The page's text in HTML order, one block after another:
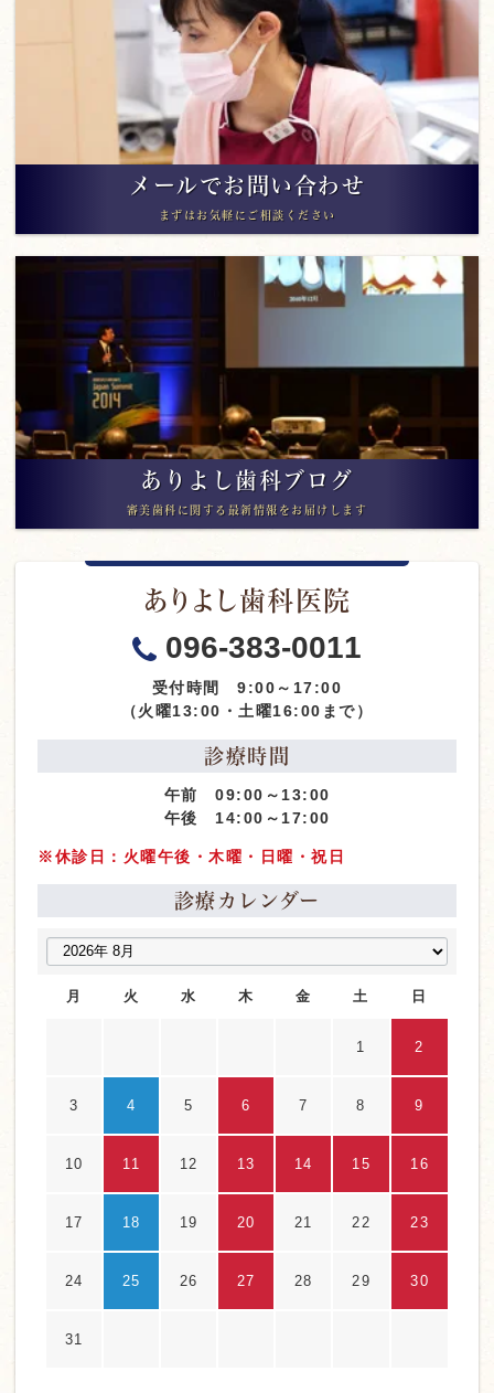
メールでお問い合わせ
まずはお気軽にご相談ください
ありよし歯科ブログ
審美歯科に関する最新情報をお届けします
ありよし歯科医院
096-383-0011
受付時間 9:00～17:00
（火曜13:00・土曜16:00まで）
診療時間
午前 09:00～13:00
午後 14:00～17:00
※休診日：火曜午後・木曜・日曜・祝日
診療カレンダー
月 火 水 木 金 土 日
1 2
3 4 5 6 7 8 9
10 11 12 13 14 15 16
17 18 19 20 21 22 23
24 25 26 27 28 29 30
31